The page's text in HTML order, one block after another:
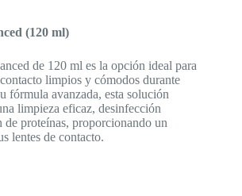
(120 ml)
de 120 ml es la opción ideal para
limpios y cómodos durante
fórmula avanzada, esta solución
limpieza eficaz, desinfección
proteínas, proporcionando un
lentes de contacto.